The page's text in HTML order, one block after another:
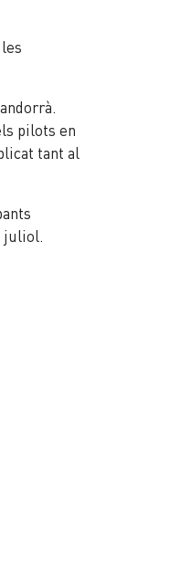
pilots en
tant al
juliol.